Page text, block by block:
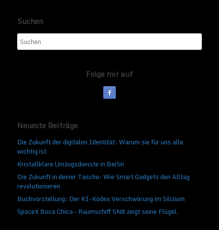
Suchen
Folge mir auf
Neueste Beiträge
Die Zukunft der digitalen Identität: Warum sie für uns alle
wichtig ist
Kristallklare Umzugsdienste in Berlin
Die Zukunft in deiner Tasche: Wie Smart Gadgets den Alltag
revolutionieren
Buchvorstellung: Der KI-Kodex Verschwörung im Silizium
SpaceX Boca Chica – Raumschiff SN8 zeigt seine Flügel.